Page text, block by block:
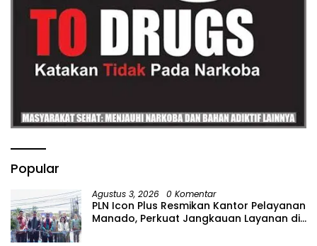
Popular
Agustus 3, 2026 0 Komentar
PLN Icon Plus Resmikan Kantor Pelayanan
Manado, Perkuat Jangkauan Layanan di